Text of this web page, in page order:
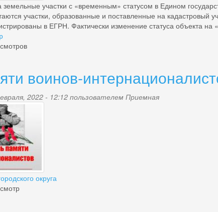
участки с «временным» статусом в Едином
участки, образованные и поставленные на кадастровый
в ЕГРН. Фактически изменение статуса объекта на
воинов-
2022 - 12:12 пользователем Приемная
округа